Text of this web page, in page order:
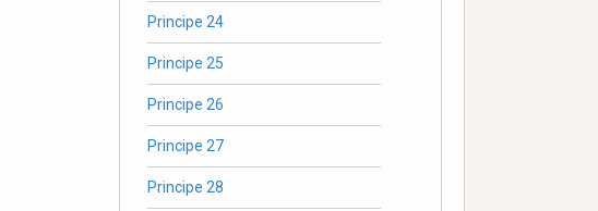
Principe 24
Principe 25
Principe 26
Principe 27
Principe 28